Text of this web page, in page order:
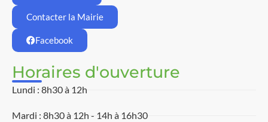
Contacter la Mairie
Facebook
Horaires d'ouverture
Lundi : 8h30 à 12h
Mardi : 8h30 à 12h - 14h à 16h30